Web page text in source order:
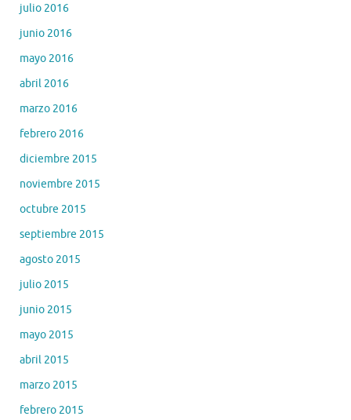
julio 2016
junio 2016
mayo 2016
abril 2016
marzo 2016
febrero 2016
diciembre 2015
noviembre 2015
octubre 2015
septiembre 2015
agosto 2015
julio 2015
junio 2015
mayo 2015
abril 2015
marzo 2015
febrero 2015